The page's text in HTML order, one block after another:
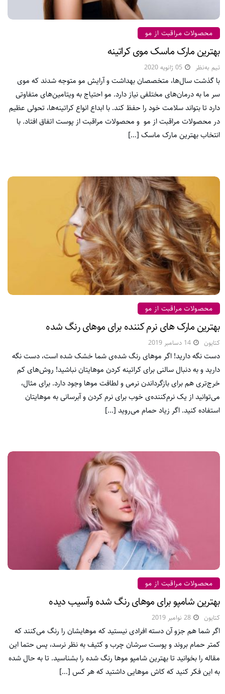
محصولات مراقبت از مو
بهترین مارک ماسک موی کراتینه
تیم به‌نظر 05 ژانویه 2020
با گذشت سال‌ها، متخصصان بهداشت و آرایش مو متوجه شدند که موی
سر ما به درمان‌های مختلفی نیاز دارد. مو احتیاج به ویتامین‌های متفاوتی
دارد تا بتواند سلامت خود را حفظ کند. با ابداع انواع کراتینه‌ها، تحولی عظیم
در محصولات مراقبت از مو و محصولات مراقبت از پوست اتفاق افتاد. با
انتخاب بهترین مارک ماسک […]
محصولات مراقبت از مو
بهترین مارک های نرم کننده برای موهای رنگ شده
کتایون 14 دسامبر 2019
دست نگه دارید! اگر موهای رنگ شده‌ی شما خشک شده است، دست نگه
دارید و به دنبال سالنی برای کراتینه کردن موهایتان نباشید! روش‌های کم
خرج‌تری هم برای بازگرداندن نرمی و لطافت موها وجود دارد. برای مثال،
می‌توانید از یک نرم‌کننده‌ی خوب برای نرم کردن و آبرسانی به موهایتان
استفاده کنید. اگر زیاد حمام می‌روید […]
محصولات مراقبت از مو
بهترین شامپو برای موهای رنگ شده وآسیب دیده
کتایون 28 نوامبر 2019
اگر شما هم جزو آن دسته افرادی نیستید که موهایشان را رنگ می‌کنند که
کمتر حمام بروند و پوست سرشان چرب و کثیف به نظر نرسد، پس حتما این
مقاله را بخوانید تا بهترین شامپو موها رنگ‌ شده را بشناسید. تا به حال شده
به این فکر کنید که کاش موهایی داشتید که هر کس […]